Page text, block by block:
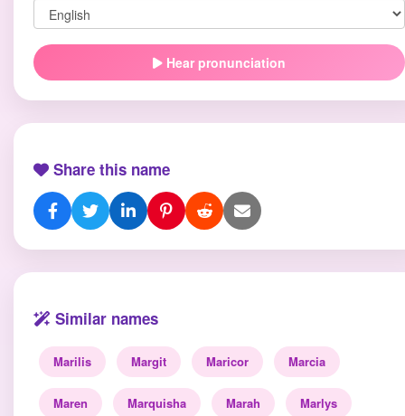
Hear pronunciation
Share this name
Similar names
Marilis Margit Maricor Marcia
Maren Marquisha Marah Marlys